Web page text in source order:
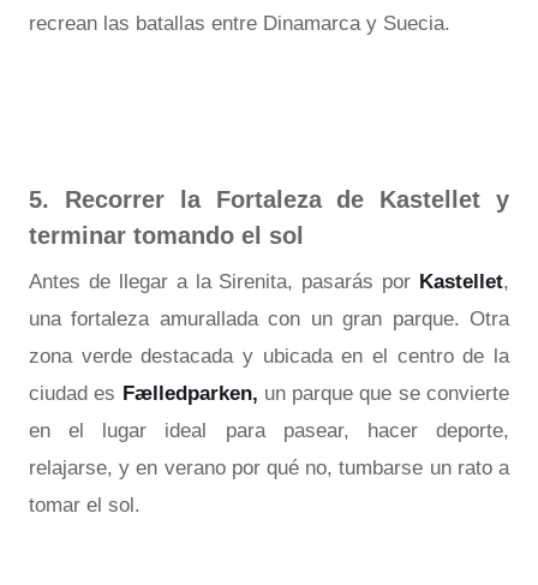
recrean las batallas entre Dinamarca y Suecia.
5. Recorrer la Fortaleza de Kastellet y
terminar tomando el sol
Antes de llegar a la Sirenita, pasarás por Kastellet,
una fortaleza amurallada con un gran parque. Otra
zona verde destacada y ubicada en el centro de la
ciudad es Fælledparken, un parque que se convierte
en el lugar ideal para pasear, hacer deporte,
relajarse, y en verano por qué no, tumbarse un rato a
tomar el sol.